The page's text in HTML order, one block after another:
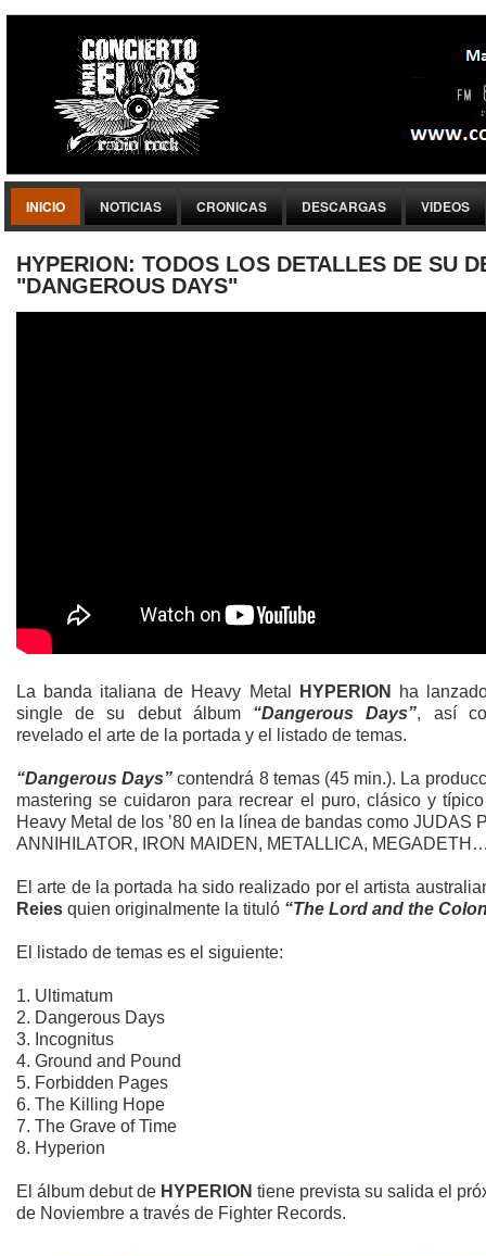
INICIO NOTICIAS CRONICAS DESCARGAS VIDEOS
HYPERION: TODOS LOS DETALLES DE SU
"DANGEROUS DAYS"
La banda italiana de Heavy Metal HYPERION
ha
single de su debut álbum “Dangerous Days”, así
revelado el arte de la portada y el listado de temas.
“Dangerous Days” contendrá 8 temas (45 min.). La
mastering se cuidaron para recrear el puro, clásico y
Heavy Metal de los ’80 en la línea de bandas como JUDAS
ANNIHILATOR, IRON MAIDEN, METALLICA,
El arte de la portada ha sido realizado por el artista
Reies quien originalmente la tituló “The Lord and the
El listado de temas es el siguiente:
1. Ultimatum
2. Dangerous Days
3. Incognitus
4. Ground and Pound
5. Forbidden Pages
6. The Killing Hope
7. The Grave of Time
8. Hyperion
El álbum debut de HYPERION tiene prevista su salida el
de Noviembre a través de Fighter Records.